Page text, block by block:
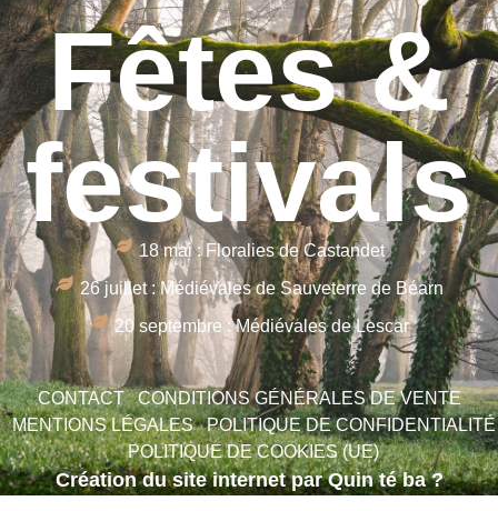
Fêtes &
festivals
18 mai : Floralies de Castandet
26 juillet : Médiévales de Sauveterre de Béarn
20 septembre : Médiévales de Lescar
CONTACT
CONDITIONS GÉNÉRALES DE VENTE
MENTIONS LÉGALES
POLITIQUE DE CONFIDENTIALITÉ
POLITIQUE DE COOKIES (UE)
Création du site internet par Quin té ba ?